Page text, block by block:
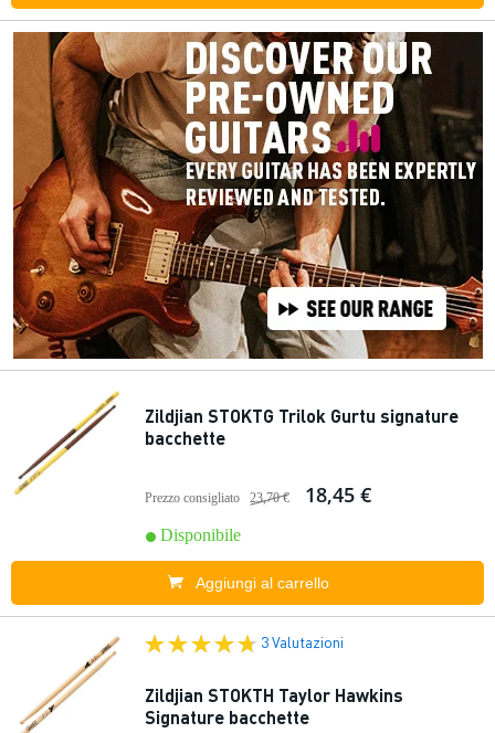
Zildjian STOKTG Trilok Gurtu signature
bacchette
Prezzo consigliato 23,70 € 18,45 €
Disponibile
Aggiungi al carrello
3 Valutazioni
Zildjian STOKTH Taylor Hawkins
Signature bacchette